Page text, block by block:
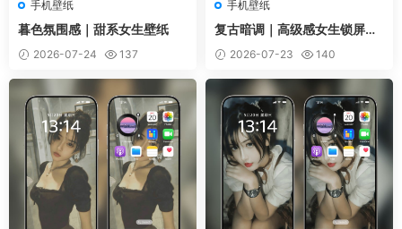
手机壁纸
暮色氛围感｜甜系女生壁纸
2026-07-24 137
手机壁纸
复古暗调｜高级感女生锁屏壁
纸 2026-07-23 140